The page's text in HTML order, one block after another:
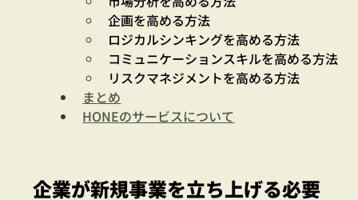
企画を高める方法
ロジカルシンキングを高める方法
コミュニケーションスキルを高める方法
リスクマネジメントを高める方法
まとめ
HONEのサービスについて
企業が新規事業を立ち上げる必要